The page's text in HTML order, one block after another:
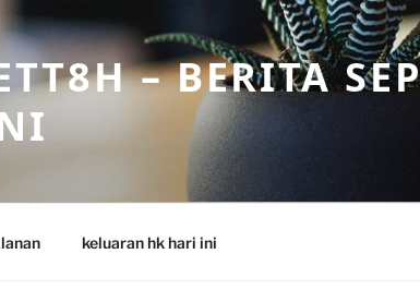
– BERITA
keluaran hk hari ini